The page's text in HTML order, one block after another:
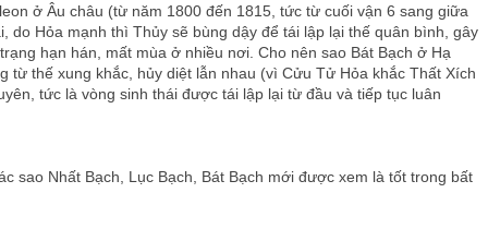
ở Âu châu (từ năm 1800 đến 1815, tức từ cuối vận 6 sang giữa
Hỏa mạnh thì Thủy sẽ bùng dậy để tái lập lại thế quân bình, gây
hạn hán, mất mùa ở nhiều nơi. Cho nên sao Bát Bạch ở Hạ
thế xung khắc, hủy diệt lẫn nhau (vì Cửu Tử Hỏa khắc Thất Xích
tức là vòng sinh thái được tái lập lại từ đầu và tiếp tục luân
sao Nhất Bạch, Lục Bạch, Bát Bạch mới được xem là tốt trong bất